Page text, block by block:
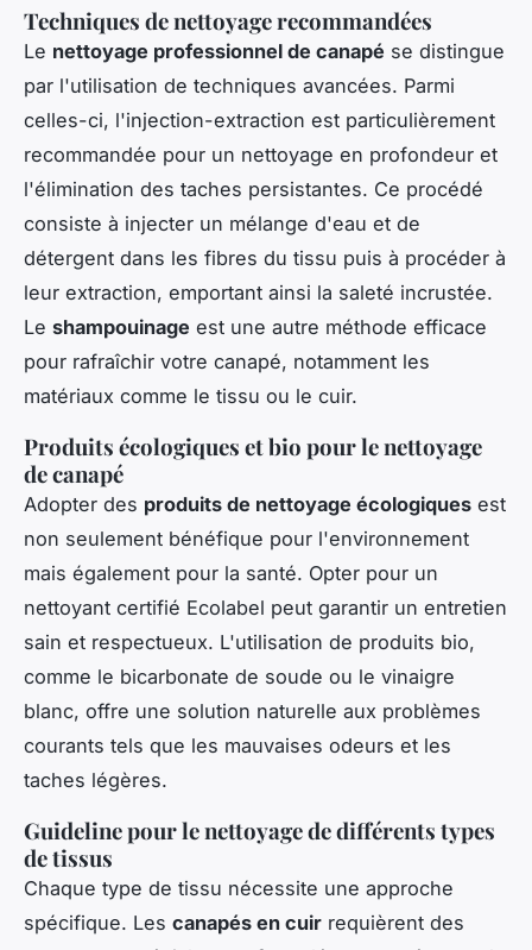
Techniques de nettoyage recommandées
Le nettoyage professionnel de canapé se distingue
par l'utilisation de techniques avancées. Parmi
celles-ci, l'injection-extraction est particulièrement
recommandée pour un nettoyage en profondeur et
l'élimination des taches persistantes. Ce procédé
consiste à injecter un mélange d'eau et de
détergent dans les fibres du tissu puis à procéder à
leur extraction, emportant ainsi la saleté incrustée.
Le shampouinage est une autre méthode efficace
pour rafraîchir votre canapé, notamment les
matériaux comme le tissu ou le cuir.
Produits écologiques et bio pour le nettoyage
de canapé
Adopter des produits de nettoyage écologiques est
non seulement bénéfique pour l'environnement
mais également pour la santé. Opter pour un
nettoyant certifié Ecolabel peut garantir un entretien
sain et respectueux. L'utilisation de produits bio,
comme le bicarbonate de soude ou le vinaigre
blanc, offre une solution naturelle aux problèmes
courants tels que les mauvaises odeurs et les
taches légères.
Guideline pour le nettoyage de différents types
de tissus
Chaque type de tissu nécessite une approche
spécifique. Les canapés en cuir requièrent des